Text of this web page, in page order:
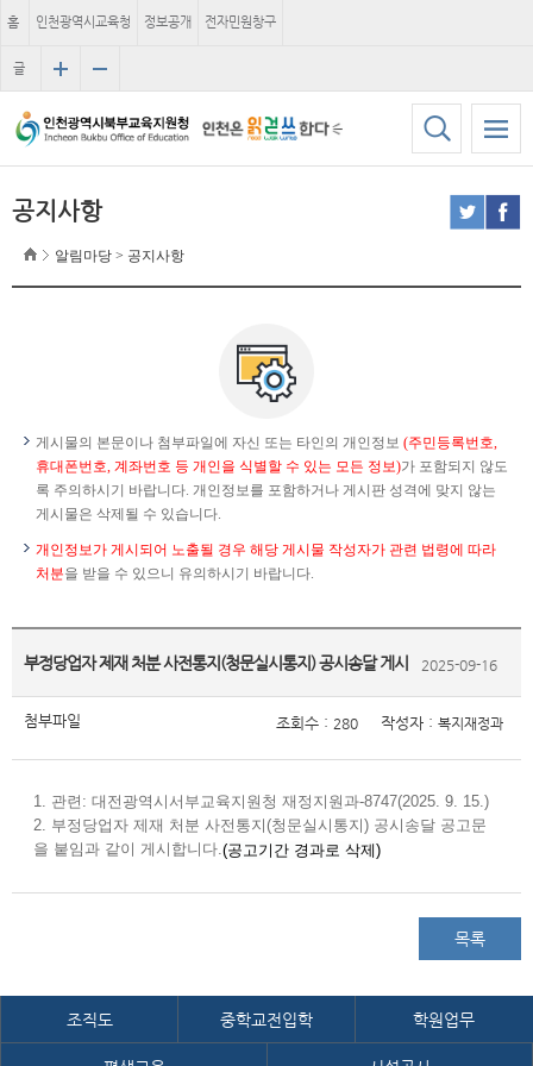
홈 인천광역시교육청 정보공개 전자민원창구
글
자
기
공지사항
알림마당 > 공지사항
게시물의 본문이나 첨부파일에 자신 또는 타인의 개인정보 (주민등록번호,
휴대폰번호, 계좌번호 등 개인을 식별할 수 있는 모든 정보)가 포함되지 않도
록 주의하시기 바랍니다. 개인정보를 포함하거나 게시판 성격에 맞지 않는
게시물은 삭제될 수 있습니다.
개인정보가 게시되어 노출될 경우 해당 게시물 작성자가 관련 법령에 따라
처분을 받을 수 있으니 유의하시기 바랍니다.
부정당업자 제재 처분 사전통지(청문실시통지) 공시송달 게시 2025-09-16
첨부파일 조회수 : 280 작성자 : 복지재정과
1. 관련: 대전광역시서부교육지원청 재정지원과-8747(2025. 9. 15.)
2. 부정당업자 제재 처분 사전통지(청문실시통지) 공시송달 공고문
을 붙임과 같이 게시합니다.(공고기간 경과로 삭제)
목록
조직도 중학교전입학 학원업무